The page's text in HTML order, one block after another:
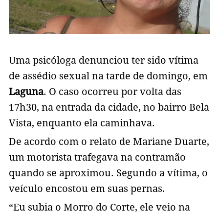
Uma psicóloga denunciou ter sido vítima
de assédio sexual na tarde de domingo, em
Laguna. O caso ocorreu por volta das
17h30, na entrada da cidade, no bairro Bela
Vista, enquanto ela caminhava.
De acordo com o relato de Mariane Duarte,
um motorista trafegava na contramão
quando se aproximou. Segundo a vítima, o
veículo encostou em suas pernas.
“Eu subia o Morro do Corte, ele veio na